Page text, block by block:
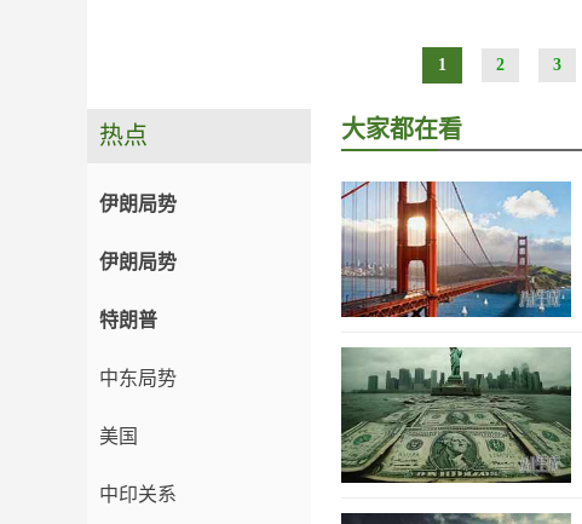
1 2 3
热点
伊朗局势
伊朗局势
特朗普
中东局势
美国
中印关系
大家都在看